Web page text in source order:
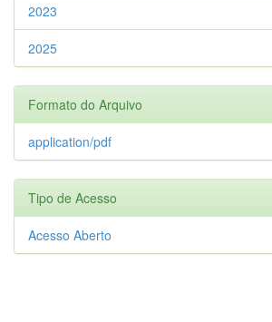
2023
2025
Formato do Arquivo
application/pdf
Tipo de Acesso
Acesso Aberto